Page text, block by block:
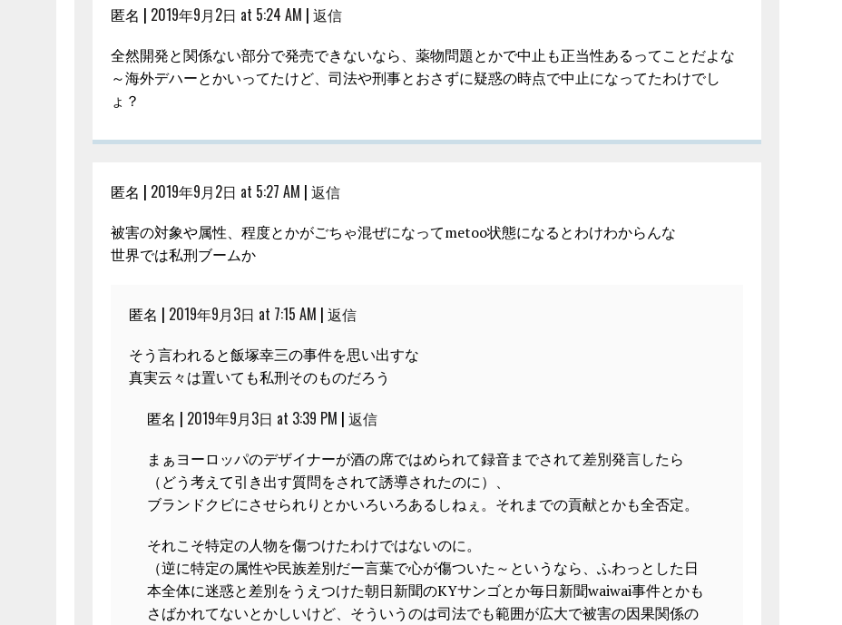
匿名 | 2019年9月2日 at 5:24 AM | 返信
全然開発と関係ない部分で発売できないなら、薬物問題とかで中止も正当性あるってことだよな
～海外デハーとかいってたけど、司法や刑事とおさずに疑惑の時点で中止になってたわけでし
ょ？
匿名 | 2019年9月2日 at 5:27 AM | 返信
被害の対象や属性、程度とかがごちゃ混ぜになってmetoo状態になるとわけわからんな
世界では私刑ブームか
匿名 | 2019年9月3日 at 7:15 AM | 返信
そう言われると飯塚幸三の事件を思い出すな
真実云々は置いても私刑そのものだろう
匿名 | 2019年9月3日 at 3:39 PM | 返信
まぁヨーロッパのデザイナーが酒の席ではめられて録音までされて差別発言したら
（どう考えて引き出す質問をされて誘導されたのに）、
ブランドクビにさせられりとかいろいろあるしねぇ。それまでの貢献とかも全否定。
それこそ特定の人物を傷つけたわけではないのに。
（逆に特定の属性や民族差別だー言葉で心が傷ついた～というなら、ふわっとした日
本全体に迷惑と差別をうえつけた朝日新聞のKYサンゴとか毎日新聞waiwai事件とかも
さばかれてないとかしいけど、そういうのは司法でも範囲が広大で被害の因果関係の